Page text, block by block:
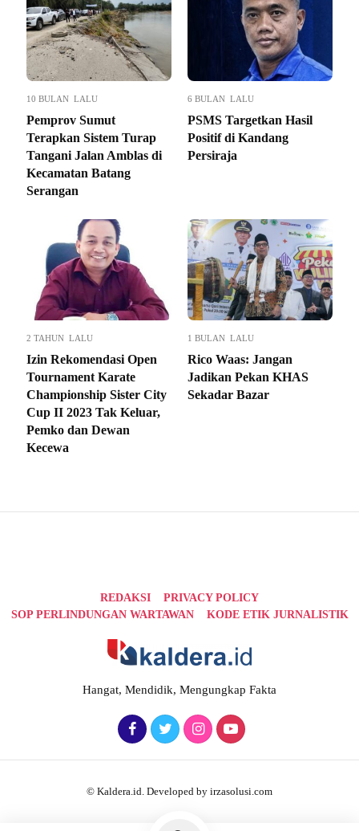
10 BULAN LALU
Pemprov Sumut
Terapkan Sistem Turap
Tangani Jalan Amblas di
Kecamatan Batang
Serangan
6 BULAN LALU
PSMS Targetkan Hasil
Positif di Kandang
Persiraja
2 TAHUN LALU
Izin Rekomendasi Open
Tournament Karate
Championship Sister City
Cup II 2023 Tak Keluar,
Pemko dan Dewan
Kecewa
1 BULAN LALU
Rico Waas: Jangan
Jadikan Pekan KHAS
Sekadar Bazar
REDAKSI
PRIVACY POLICY
SOP PERLINDUNGAN WARTAWAN
KODE ETIK JURNALISTIK
Hangat, Mendidik, Mengungkap Fakta
© Kaldera.id. Developed by irzasolusi.com